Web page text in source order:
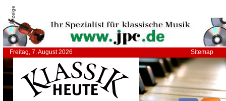
Anzeige
Freitag, 7. August 2026 Sitemap